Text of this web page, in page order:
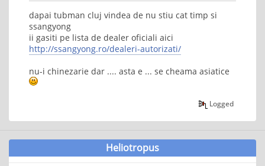
dapai tubman cluj vindea de nu stiu cat timp si
ssangyong
ii gasiti pe lista de dealer oficiali aici
http://ssangyong.ro/dealeri-autorizati/
nu-i chinezarie dar .... asta e ... se cheama asiatice
Logged
Heliotropus